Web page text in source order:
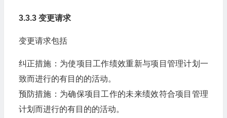
3.3.3 变更请求
变更请求包括
纠正措施：为使项目工作绩效重新与项目管理计划一
致而进行的有目的的活动。
预防措施：为确保项目工作的未来绩效符合项目管理
计划而进行的有目的的活动。